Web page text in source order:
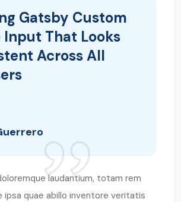
Gatsby Custom
Input That Looks
Across All
laudantium, totam rem
ipsa quae abillo inventore veritatis